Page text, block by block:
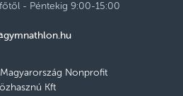
- Péntekig 9:00-15:00
Nonprofit
Kft